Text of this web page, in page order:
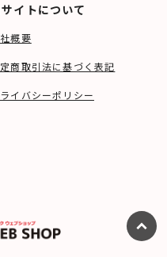
イトについて
概要
商取引法に基づく表記
イバシーポリシー